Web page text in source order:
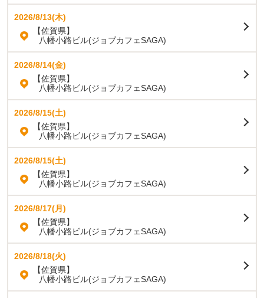
2026/8/13(木)
【佐賀県】
八幡小路ビル(ジョブカフェSAGA)
2026/8/14(金)
【佐賀県】
八幡小路ビル(ジョブカフェSAGA)
2026/8/15(土)
【佐賀県】
八幡小路ビル(ジョブカフェSAGA)
2026/8/15(土)
【佐賀県】
八幡小路ビル(ジョブカフェSAGA)
2026/8/17(月)
【佐賀県】
八幡小路ビル(ジョブカフェSAGA)
2026/8/18(火)
【佐賀県】
八幡小路ビル(ジョブカフェSAGA)